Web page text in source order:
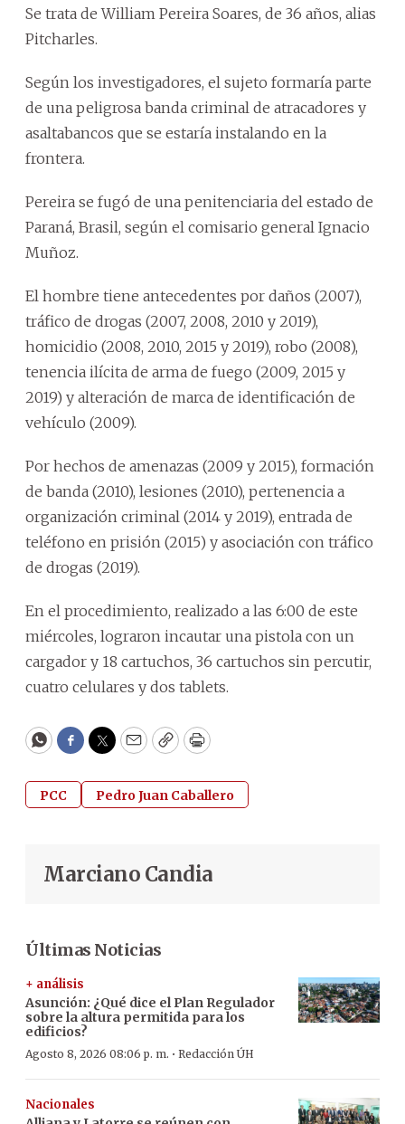
Se trata de William Pereira Soares, de 36 años, alias
Pitcharles.
Según los investigadores, el sujeto formaría parte
de una peligrosa banda criminal de atracadores y
asaltabancos que se estaría instalando en la
frontera.
Pereira se fugó de una penitenciaria del estado de
Paraná, Brasil, según el comisario general Ignacio
Muñoz.
El hombre tiene antecedentes por daños (2007),
tráfico de drogas (2007, 2008, 2010 y 2019),
homicidio (2008, 2010, 2015 y 2019), robo (2008),
tenencia ilícita de arma de fuego (2009, 2015 y
2019) y alteración de marca de identificación de
vehículo (2009).
Por hechos de amenazas (2009 y 2015), formación
de banda (2010), lesiones (2010), pertenencia a
organización criminal (2014 y 2019), entrada de
teléfono en prisión (2015) y asociación con tráfico
de drogas (2019).
En el procedimiento, realizado a las 6:00 de este
miércoles, lograron incautar una pistola con un
cargador y 18 cartuchos, 36 cartuchos sin percutir,
cuatro celulares y dos tablets.
WhatsApp
Facebook
Twitter
EmailCopyPrint
PCC Pedro Juan Caballero
Marciano Candia
Últimas Noticias
+ análisis
Asunción: ¿Qué dice el Plan Regulador
sobre la altura permitida para los
edificios?
Agosto 8, 2026 08:06 p. m. · Redacción ÚH
Nacionales